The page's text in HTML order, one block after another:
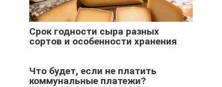
Срок годности сыра разных
сортов и особенности хранения
Что будет, если не платить
коммунальные платежи?